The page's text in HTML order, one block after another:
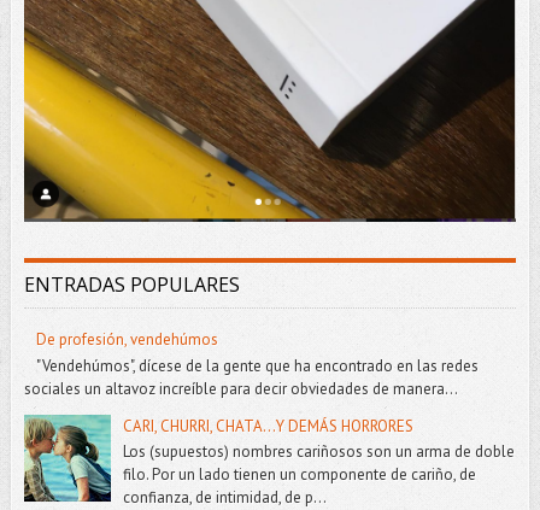
ENTRADAS POPULARES
De profesión, vendehúmos
"Vendehúmos", dícese de la gente que ha encontrado en las redes
sociales un altavoz increíble para decir obviedades de manera...
CARI, CHURRI, CHATA...Y DEMÁS HORRORES
Los (supuestos) nombres cariñosos son un arma de doble
filo. Por un lado tienen un componente de cariño, de
confianza, de intimidad, de p...